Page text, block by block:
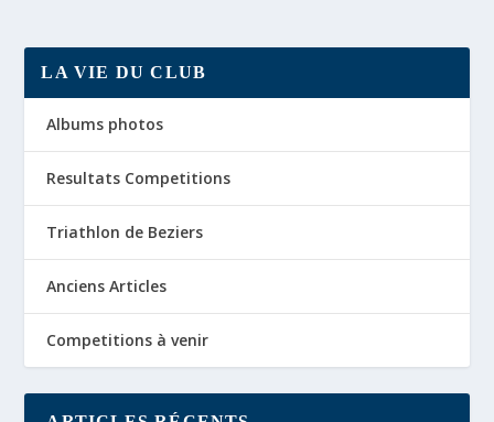
LA VIE DU CLUB
Albums photos
Resultats Competitions
Triathlon de Beziers
Anciens Articles
Competitions à venir